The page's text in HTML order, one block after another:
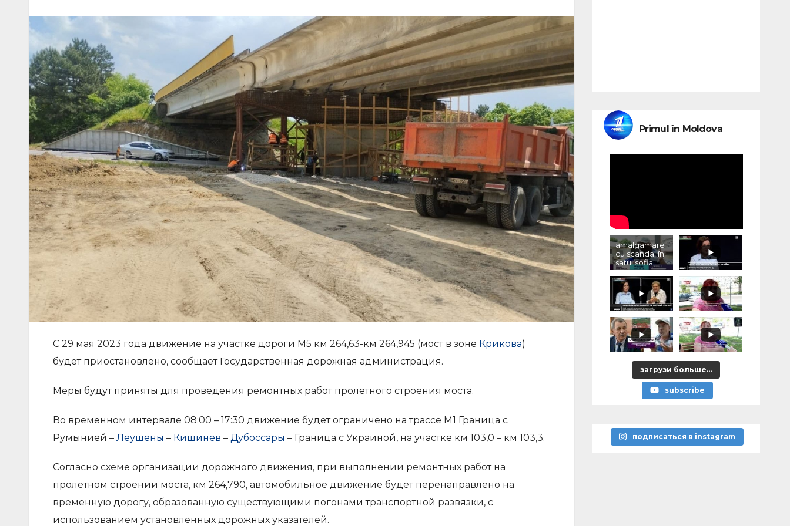
С 29 мая 2023 года движение на участке дороги М5 км 264,63-км 264,945 (мост в зоне Крикова)
будет приостановлено, сообщает Государственная дорожная администрация.
Меры будут приняты для проведения ремонтных работ пролетного строения моста.
Во временном интервале 08:00 – 17:30 движение будет ограничено на трассе М1 Граница с
Румынией – Леушены – Кишинев – Дубоссары – Граница с Украиной, на участке км 103,0 – км 103,3.
Согласно схеме организации дорожного движения, при выполнении ремонтных работ на
пролетном строении моста, км 264,790, автомобильное движение будет перенаправлено на
временную дорогу, образованную существующими погонами транспортной развязки, с
использованием установленных дорожных указателей.
Primul în Moldova
amalgamare
cu scandal în
satul sofia
загрузи больше...
subscribe
подписаться в instagram